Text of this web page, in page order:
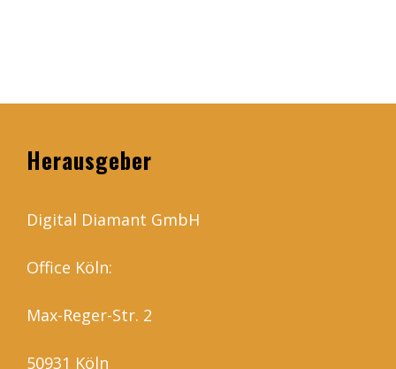
Herausgeber
Digital Diamant GmbH
Office Köln:
Max-Reger-Str. 2
50931 Köln